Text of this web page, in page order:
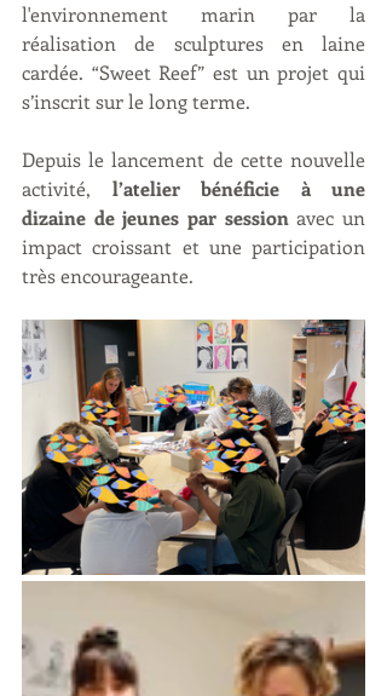
l'environnement marin par la
réalisation de sculptures en laine
cardée. “Sweet Reef” est un projet qui
s’inscrit sur le long terme.
Depuis le lancement de cette nouvelle
activité, l’atelier bénéficie à une
dizaine de jeunes par session avec un
impact croissant et une participation
très encourageante.